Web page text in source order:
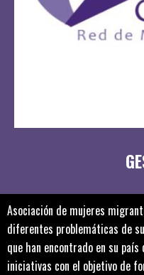
Asociación de mujeres
diferentes problemáticas de
que han encontrado en su
iniciativas con el objetivo de